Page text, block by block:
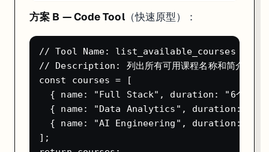
Tool 3: get_publish_stats
配好后，在 Claude Desktop 里说：
"帮我看看有哪些内容等待发布，把阅读量预期最高的两篇发出去
Claude 会先调
check_pending_content看列表，分析后调
整个过程不需要打开 n8n 界面，也不需要登录内容管理后台。
方案 B — Code Tool（快速原型）：
// Tool Name: list_available_courses
// Description: 列出所有可用课程名称和简介
const courses = [
{ name: "Full Stack", duration: "6个月",
{ name: "Data Analytics", duration: "4个
{ name: "AI Engineering", duration: "5个
];